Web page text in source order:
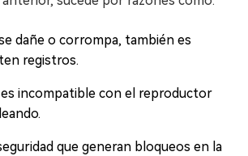
dañe o corrompa, también es
registros.
incompatible con el reproductor
que generan bloqueos en la